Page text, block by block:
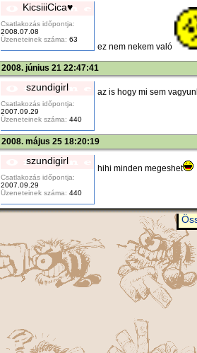
KicsiiiCica♥
Csatlakozás időpontja:
2008.07.08
Üzeneteinek száma: 63
ez nem nekem való
2008. június 21 22:47:41
szundigirl
Csatlakozás időpontja:
2007.09.29
Üzeneteinek száma: 440
az is hogy mi sem
2008. május 25 18:20:19
szundigirl
Csatlakozás időpontja:
2007.09.29
Üzeneteinek száma: 440
hihi minden megeshet